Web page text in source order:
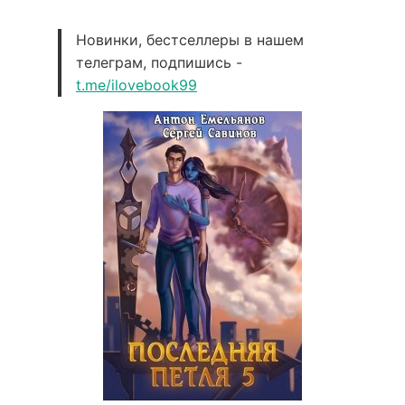
Новинки, бестселлеры в нашем
телеграм, подпишись -
t.me/ilovebook99